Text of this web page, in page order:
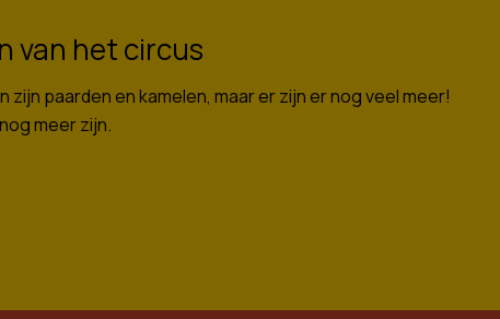
van het circus
paarden en kamelen, maar er zijn er nog veel meer!
meer zijn.